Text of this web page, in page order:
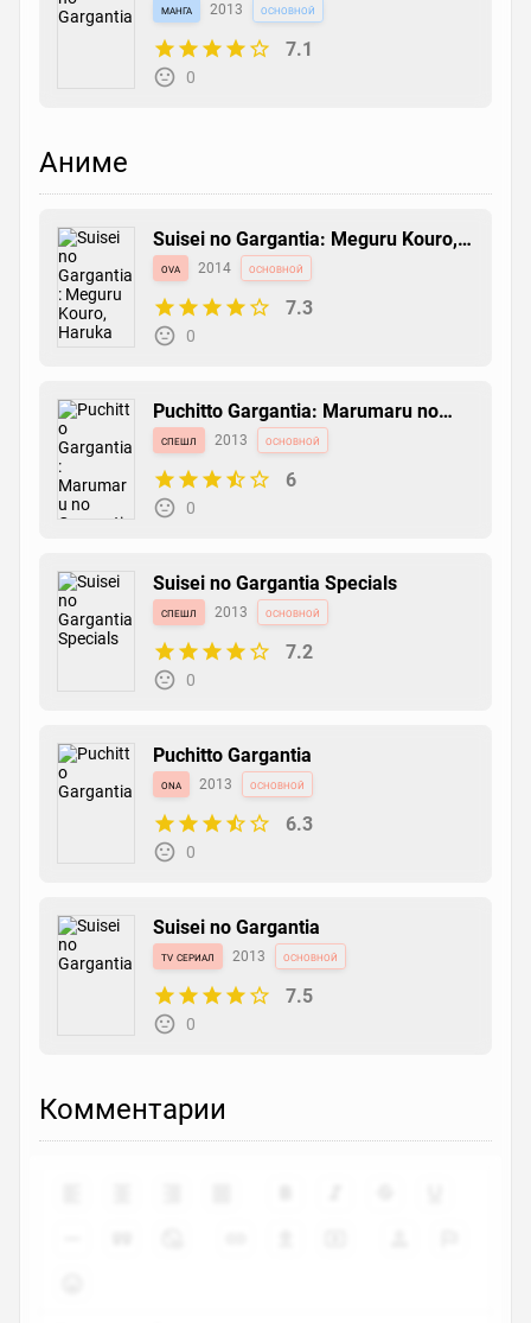
манга 2013 основной
7.1
0
Аниме
Suisei no Gargantia: Meguru Kouro,
Haruka
ova 2014 основной
7.3
0
Puchitto Gargantia: Marumaru no
Gargantia
спешл 2013 основной
6
0
Suisei no Gargantia Specials
спешл 2013 основной
7.2
0
Puchitto Gargantia
ona 2013 основной
6.3
0
Suisei no Gargantia
tv сериал 2013 основной
7.5
0
Комментарии